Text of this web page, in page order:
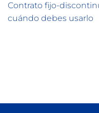
Contrato fijo-
cuándo debes usarlo